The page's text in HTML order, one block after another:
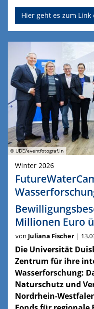
Hier geht es zum
© UDE/eventfotograf.in
Winter 2026
Millionen Euro
von Juliana Fischer
Die Universität
Zentrum für ihre
Wasserforschung:
Naturschutz und
Nordrhein-